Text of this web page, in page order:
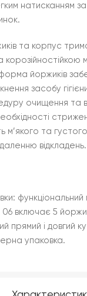
натисканням
та корпус
корозійностійкою
йоржиків
засобу
очищення та
м’якого та
відкладень.
функціональний
включає 5
прямий і довгий
упаковка.